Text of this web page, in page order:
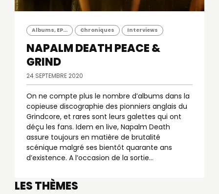
Albums, EP... Chroniques Interviews
NAPALM DEATHPEACE &
GRIND
24 SEPTEMBRE 2020
On ne compte plus le nombre d’albums dans la
copieuse discographie des pionniers anglais du
Grindcore, et rares sont leurs galettes qui ont
déçu les fans. Idem en live, Napalm Death
assure toujours en matière de brutalité
scénique malgré ses bientôt quarante ans
d’existence. A l’occasion de la sortie…
LES THÈMES